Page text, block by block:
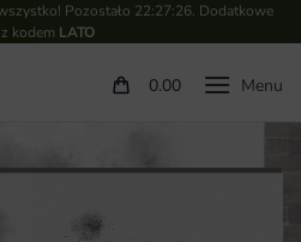
Pozostało 22:27:25. Dodatkowe
kodem LATO
0.00